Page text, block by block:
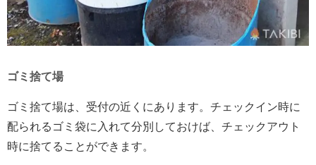
ゴミ捨て場
ゴミ捨て場は、受付の近くにあります。チェックイン時に
配られるゴミ袋に入れて分別しておけば、チェックアウト
時に捨てることができます。